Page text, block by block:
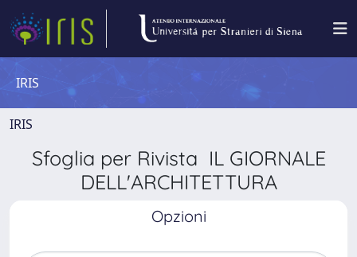
IRIS
IRIS
Sfoglia per Rivista IL GIORNALE
DELL'ARCHITETTURA
Opzioni